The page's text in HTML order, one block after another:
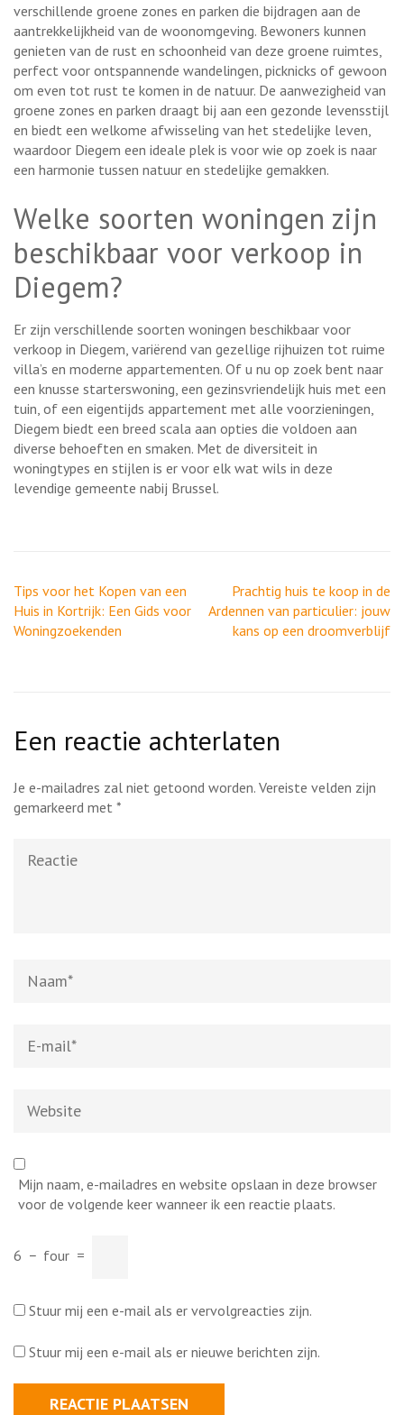
verschillende groene zones en parken die bijdragen aan de
aantrekkelijkheid van de woonomgeving. Bewoners kunnen
genieten van de rust en schoonheid van deze groene ruimtes,
perfect voor ontspannende wandelingen, picknicks of gewoon
om even tot rust te komen in de natuur. De aanwezigheid van
groene zones en parken draagt bij aan een gezonde levensstijl
en biedt een welkome afwisseling van het stedelijke leven,
waardoor Diegem een ideale plek is voor wie op zoek is naar
een harmonie tussen natuur en stedelijke gemakken.
Welke soorten woningen zijn
beschikbaar voor verkoop in
Diegem?
Er zijn verschillende soorten woningen beschikbaar voor
verkoop in Diegem, variërend van gezellige rijhuizen tot ruime
villa’s en moderne appartementen. Of u nu op zoek bent naar
een knusse starterswoning, een gezinsvriendelijk huis met een
tuin, of een eigentijds appartement met alle voorzieningen,
Diegem biedt een breed scala aan opties die voldoen aan
diverse behoeften en smaken. Met de diversiteit in
woningtypes en stijlen is er voor elk wat wils in deze
levendige gemeente nabij Brussel.
Berichtnavigatie
Tips voor het Kopen van een
Huis in Kortrijk: Een Gids voor
Woningzoekenden
Prachtig huis te koop in de
Ardennen van particulier: jouw
kans op een droomverblijf
Een reactie achterlaten
Je e-mailadres zal niet getoond worden. Vereiste velden zijn
gemarkeerd met *
mail*
Mijn naam, e-mailadres en website opslaan in deze browser
voor de volgende keer wanneer ik een reactie plaats.
6 − four =
Stuur mij een e-mail als er vervolgreacties zijn.
Stuur mij een e-mail als er nieuwe berichten zijn.